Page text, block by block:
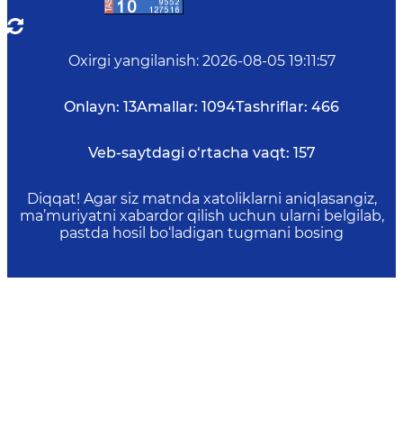
Oxirgi yangilanish: 2026-08-05 19:11:57
Onlayn: 13Amallar: 1094Tashriflar: 466
Veb-saytdagi o‘rtacha vaqt: 157
Diqqat! Agar siz matnda xatoliklarni aniqlasangiz,
ma’muriyatni xabardor qilish uchun ularni belgilab,
pastda hosil bo‘ladigan tugmani bosing